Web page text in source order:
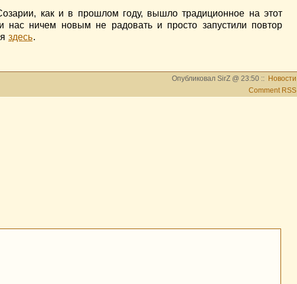
как и в прошлом году, вышло традиционное на этот
ничем новым не радовать и просто запустили повтор
здесь.
Опубликовал SirZ @ 23:50 :: Новости
Comment RSS